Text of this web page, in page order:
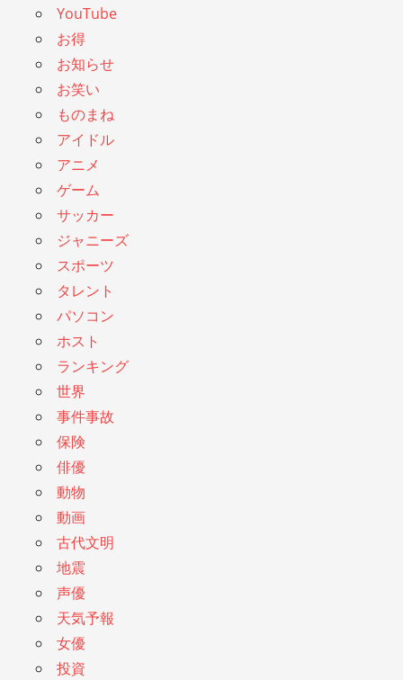
YouTube
お得
お知らせ
お笑い
ものまね
アイドル
アニメ
ゲーム
サッカー
ジャニーズ
スポーツ
タレント
パソコン
ホスト
ランキング
世界
事件事故
保険
俳優
動物
動画
古代文明
地震
声優
天気予報
女優
投資